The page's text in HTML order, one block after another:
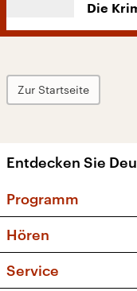
Die
Zur Startseite
Entdecken Sie
Programm
Sendungen
Musikliste
Hören
Service